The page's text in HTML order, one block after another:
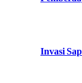
Invasi